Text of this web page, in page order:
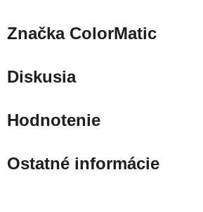
ZnačkaColorMatic
Diskusia
Hodnotenie
Ostatné informácie